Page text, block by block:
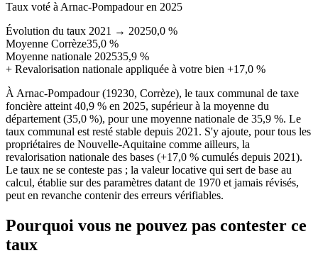
Taux voté à Arnac-Pompadour en 2025
Évolution du taux 2021 → 20250,0 %
Moyenne Corrèze35,0 %
Moyenne nationale 202535,9 %
+ Revalorisation nationale appliquée à votre bien +17,0 %
À Arnac-Pompadour (19230, Corrèze), le taux communal de taxe
foncière atteint 40,9 % en 2025, supérieur à la moyenne du
département (35,0 %), pour une moyenne nationale de 35,9 %. Le
taux communal est resté stable depuis 2021. S'y ajoute, pour tous les
propriétaires de Nouvelle-Aquitaine comme ailleurs, la
revalorisation nationale des bases (+17,0 % cumulés depuis 2021).
Le taux ne se conteste pas ; la valeur locative qui sert de base au
calcul, établie sur des paramètres datant de 1970 et jamais révisés,
peut en revanche contenir des erreurs vérifiables.
Pourquoi vous ne pouvez pas contester ce
taux